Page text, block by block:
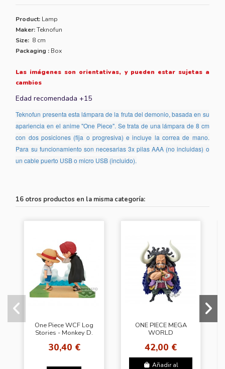
Product: Lamp
Maker:Teknofun
Size: 8 cm
Packaging : Box
Las imágenes son orientativas, y pueden estar sujetas a
cambios
Edad recomendada +15
Teknofun presenta esta lámpara de la fruta del demonio, basada en su
apariencia en el anime "One Piece". Se trata de una lámpara de 8 cm
con dos posiciones (fija o progresiva) e incluye la correa de mano.
Para su funcionamiento son necesarias 3x pilas AAA (no incluidas) o
un cable puerto USB o micro USB (incluido).
16 otros productos en la misma categoría:
One Piece WCF Log
Stories - Monkey D.
30,40 €
ONE PIECE MEGA
WORLD
FIGURE -KAIDO OF
THE BEASTS -
42,00 €
Añadir al